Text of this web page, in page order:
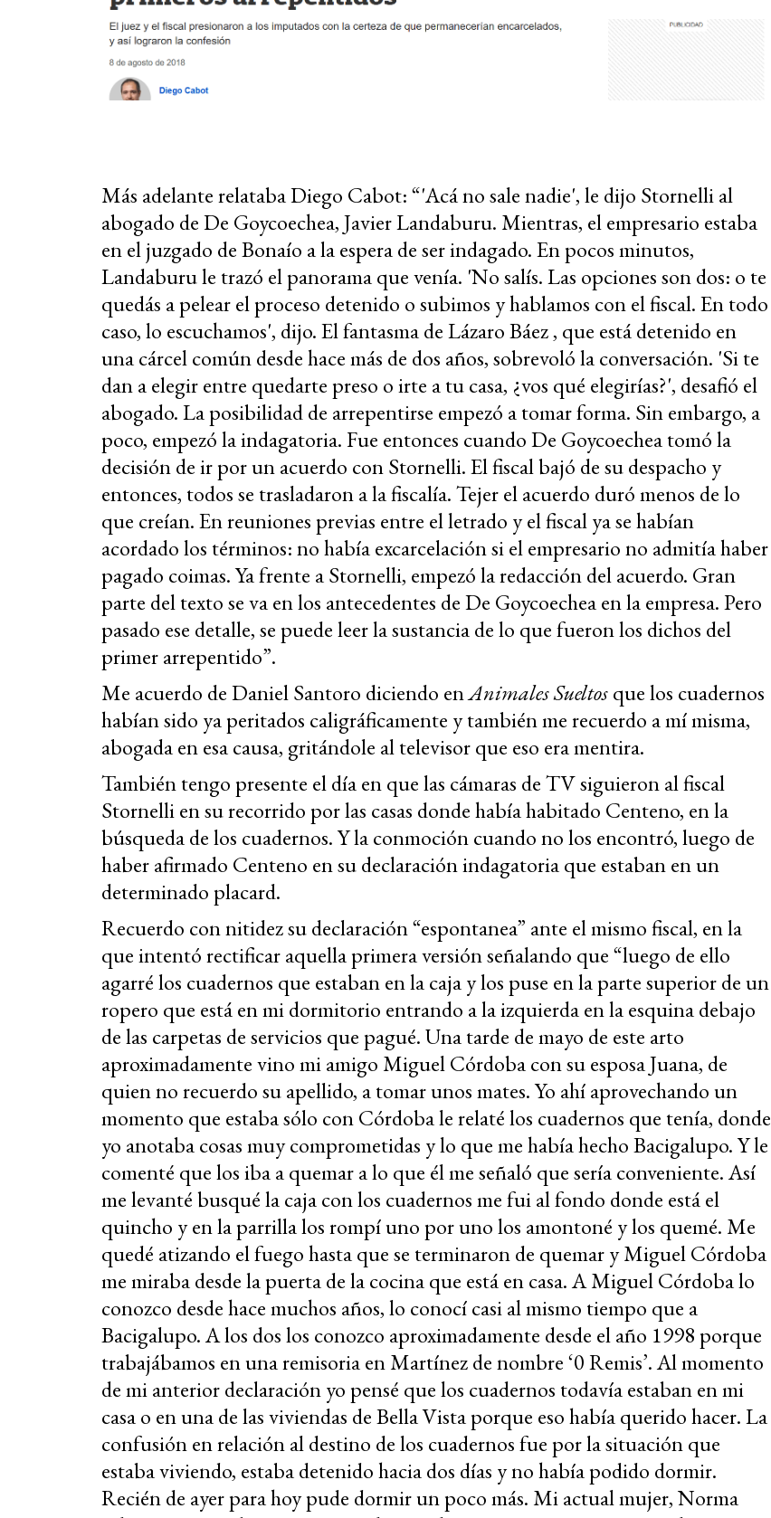
Más adelante relataba Diego Cabot: “'Acá no sale nadie', le dijo Stornelli al
abogado de De Goycoechea, Javier Landaburu. Mientras, el empresario estaba
en el juzgado de Bonaío a la espera de ser indagado. En pocos minutos,
Landaburu le trazó el panorama que venía. 'No salís. Las opciones son dos: o te
quedás a pelear el proceso detenido o subimos y hablamos con el fiscal. En todo
caso, lo escuchamos', dijo. El fantasma de Lázaro Báez , que está detenido en
una cárcel común desde hace más de dos años, sobrevoló la conversación. 'Si te
dan a elegir entre quedarte preso o irte a tu casa, ¿vos qué elegirías?', desafió el
abogado. La posibilidad de arrepentirse empezó a tomar forma. Sin embargo, a
poco, empezó la indagatoria. Fue entonces cuando De Goycoechea tomó la
decisión de ir por un acuerdo con Stornelli. El fiscal bajó de su despacho y
entonces, todos se trasladaron a la fiscalía. Tejer el acuerdo duró menos de lo
que creían. En reuniones previas entre el letrado y el fiscal ya se habían
acordado los términos: no había excarcelación si el empresario no admitía haber
pagado coimas. Ya frente a Stornelli, empezó la redacción del acuerdo. Gran
parte del texto se va en los antecedentes de De Goycoechea en la empresa. Pero
pasado ese detalle, se puede leer la sustancia de lo que fueron los dichos del
primer arrepentido”.
Me acuerdo de Daniel Santoro diciendo enAnimales Sueltosque los cuadernos
habían sido ya peritados caligráficamente y también me recuerdo a mí misma,
abogada en esa causa, gritándole al televisor que eso era mentira.
También tengo presente el día en que las cámaras de TV siguieron al fiscal
Stornelli en su recorrido por las casas donde había habitado Centeno, en la
búsqueda de los cuadernos. Y la conmoción cuando no los encontró, luego de
haber afirmado Centeno en su declaración indagatoria que estaban en un
determinado placard.
Recuerdo con nitidez su declaración “espontanea” ante el mismo fiscal, en la
que intentó rectificar aquella primera versión señalando que “luego de ello
agarré los cuadernos que estaban en la caja y los puse en la parte superior de un
ropero que está en mi dormitorio entrando a la izquierda en la esquina debajo
de las carpetas de servicios que pagué. Una tarde de mayo de este arto
aproximadamente vino mi amigo Miguel Córdoba con su esposa Juana, de
quien no recuerdo su apellido, a tomar unos mates. Yo ahí aprovechando un
momento que estaba sólo con Córdoba le relaté los cuadernos que tenía, donde
yo anotaba cosas muy comprometidas y lo que me había hecho Bacigalupo. Y le
comenté que los iba a quemar a lo que él me señaló que sería conveniente. Así
me levanté busqué la caja con los cuadernos me fui al fondo donde está el
quincho y en la parrilla los rompí uno por uno los amontoné y los quemé. Me
quedé atizando el fuego hasta que se terminaron de quemar y Miguel Córdoba
me miraba desde la puerta de la cocina que está en casa. A Miguel Córdoba lo
conozco desde hace muchos años, lo conocí casi al mismo tiempo que a
Bacigalupo. A los dos los conozco aproximadamente desde el año 1998 porque
trabajábamos en una remisoria en Martínez de nombre ‘0 Remis’. Al momento
de mi anterior declaración yo pensé que los cuadernos todavía estaban en mi
casa o en una de las viviendas de Bella Vista porque eso había querido hacer. La
confusión en relación al destino de los cuadernos fue por la situación que
estaba viviendo, estaba detenido hacia dos días y no había podido dormir.
Recién de ayer para hoy pude dormir un poco más. Mi actual mujer, Norma